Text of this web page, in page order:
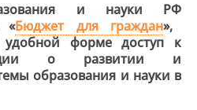
и науки РФ
«Бюджет для граждан»,
форме доступ к
о развитии и
образования и науки в